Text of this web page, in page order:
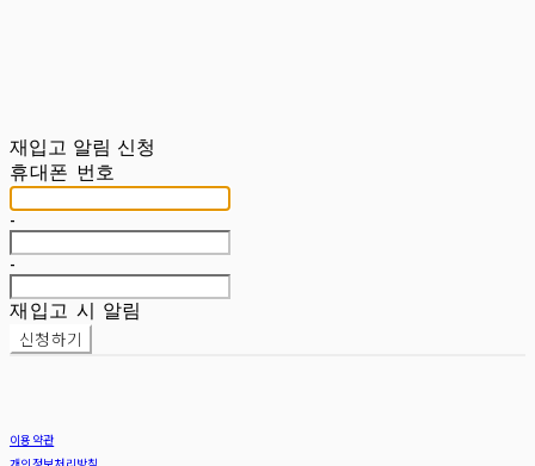
재입고 알림 신청
휴대폰 번호
-
-
재입고 시 알림
신청하기
이용약관